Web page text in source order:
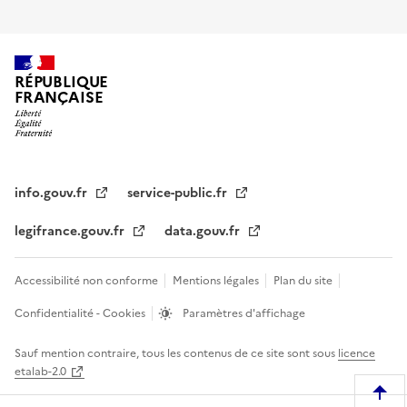
R
RÉPUBLIQUE
FRANÇAISE
info.gouv.fr
service-public.fr
legifrance.gouv.fr
data.gouv.fr
Accessibilité non conforme Mentions légales
Plan du site
Confidentialité - Cookies
Paramètres d'affichage
Sauf mention contraire, tous les contenus de ce site sont sous licence
etalab-2.0